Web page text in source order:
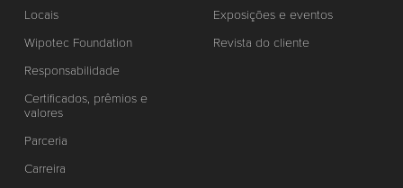
Locais
Wipotec Foundation
Responsabilidade
Certificados, prêmios e
valores
Parceria
Carreira
Exposições e eventos
Revista do cliente